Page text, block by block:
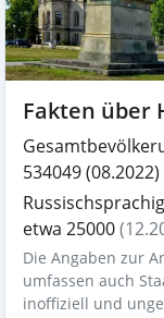
Fakten über
534049(08.2022)
etwa 25000
Die Angaben zur
umfassen auch
inoffiziell und